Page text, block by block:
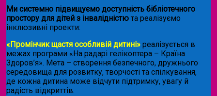
Ми системно підвищуємо доступність бібліотечного
простору для дітей з інвалідністю та реалізуємо
інклюзивні проекти:
«Промінчик щастя особливій дитині» реалізується в
межах програми «На радарі гелікоптера – Країна
Здоров’я». Мета – створення безпечного, дружнього
середовища для розвитку, творчості та спілкування,
де кожна дитина може відчути підтримку, увагу й
радість відкриттів.